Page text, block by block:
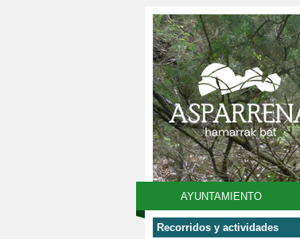
AYUNTAMIENTO
Recorridos y actividades